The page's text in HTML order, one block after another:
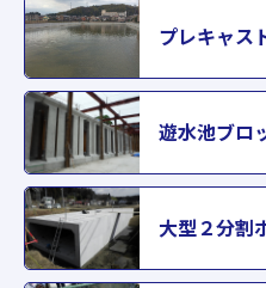
プレキャス
遊水池ブロ
大型２分割